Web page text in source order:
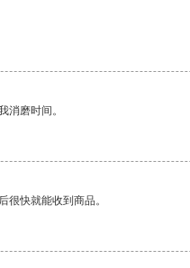
消磨时间。
很快就能收到商品。